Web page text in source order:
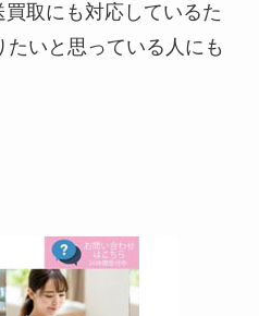
取にも対応しているた
いと思っている人にも